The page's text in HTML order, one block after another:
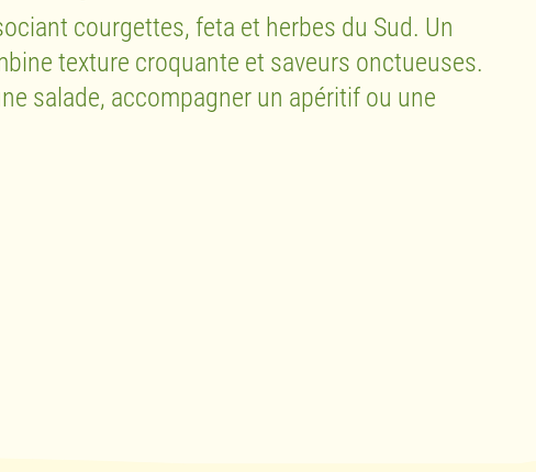
courgettes, feta et herbes du Sud. Un
texture croquante et saveurs onctueuses.
salade, accompagner un apéritif ou une